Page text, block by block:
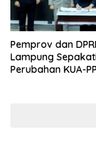
Pemprov dan
Lampung
Perubahan KUA-